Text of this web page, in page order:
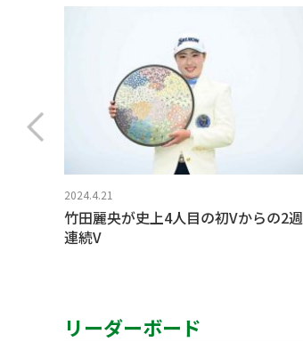
2024.4.21
竹田麗央が史上4人目の初Vからの2週
連続V
リーダーボード